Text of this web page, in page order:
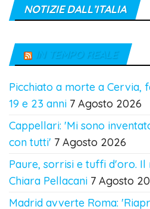
NOTIZIE DALL’ITALIA
IN TEMPO REALE
Picchiato a morte a Cervia,
19 e 23 anni 7 Agosto 2026
Cappellari: 'Mi sono
con tutti' 7 Agosto 2026
Paure, sorrisi e tuffi d'oro.
Chiara Pellacani 7 Agosto
Madrid avverte Roma: